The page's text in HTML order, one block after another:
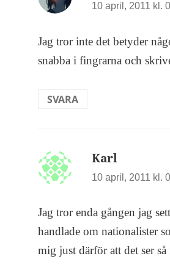
10 april, 2011 kl.
Jag tror inte det betyder
snabba i fingrarna och
SVARA
Karl
10 april, 2011 kl.
Jag tror enda gången jag
handlade om nationalister
mig just därför att det ser